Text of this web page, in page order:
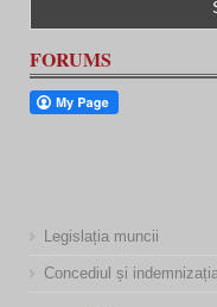
FORUMS
Legislația muncii
Concediul și